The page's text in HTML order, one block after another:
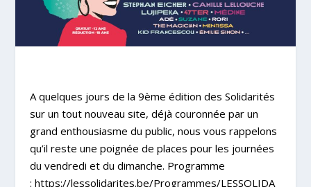
A quelques jours de la 9ème édition des Solidarités
sur un tout nouveau site, déjà couronnée par un
grand enthousiasme du public, nous vous rappelons
qu’il reste une poignée de places pour les journées
du vendredi et du dimanche. Programme
: https://lessolidarites.be/Programmes/LESSOLIDA